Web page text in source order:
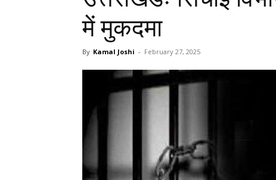
में मुकदमा
By Kamal Joshi - February 27, 2025